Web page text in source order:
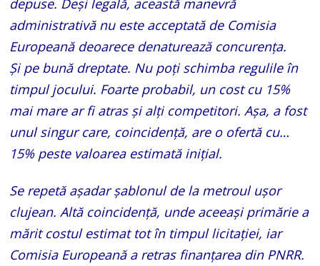
administrativă nu este acceptată de Comisia
Europeană deoarece denaturează concurența.
Și pe bună dreptate. Nu poți schimba regulile în
timpul jocului. Foarte probabil, un cost cu 15%
mai mare ar fi atras și alți competitori. Așa, a fost
unul singur care, coincidență, are o ofertă cu…
15% peste valoarea estimată inițial.
Se repetă așadar șablonul de la metroul ușor
clujean. Altă coincidență, unde aceeași primărie a
mărit costul estimat tot în timpul licitației, iar
Comisia Europeană a retras finanțarea din PNRR.